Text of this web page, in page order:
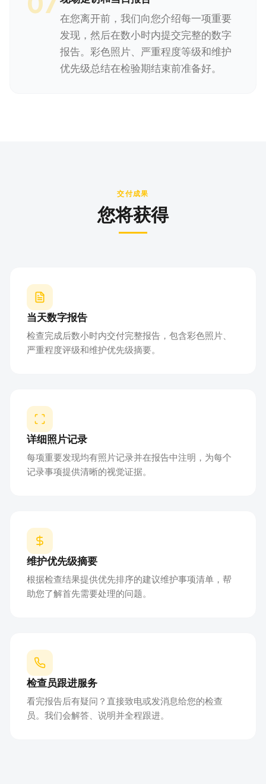
在您离开前，我们向您介绍每一项重要
发现，然后在数小时内提交完整的数字
报告。彩色照片、严重程度等级和维护
优先级总结在检验期结束前准备好。
交付成果
您将获得
当天数字报告
检查完成后数小时内交付完整报告，包含彩色照片、
严重程度评级和维护优先级摘要。
详细照片记录
每项重要发现均有照片记录并在报告中注明，为每个
记录事项提供清晰的视觉证据。
维护优先级摘要
根据检查结果提供优先排序的建议维护事项清单，帮
助您了解首先需要处理的问题。
检查员跟进服务
看完报告后有疑问？直接致电或发消息给您的检查
员。我们会解答、说明并全程跟进。